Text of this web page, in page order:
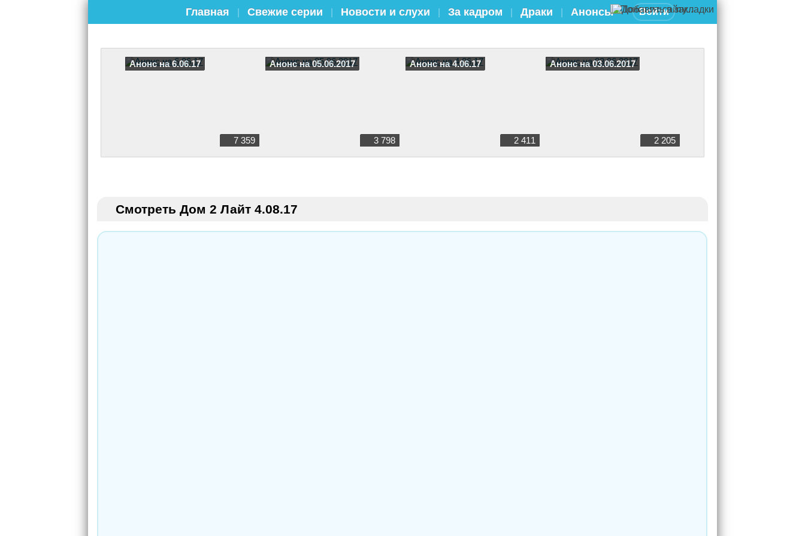
Главная Свежие серии Новости и слухи За кадром Драки Анонсы Войти
Анонс на 6.06.17
7 359
Анонс на 05.06.2017
3 798
Анонс на 4.06.17
2 411
Анонс на 03.06.2017
2 205
Смотреть Дом 2 Лайт 4.08.17